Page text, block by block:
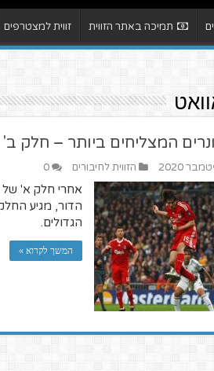
תמיכה באתר הזווית זווית למצטרפים
המצליחים ביותר – חלק ב'
הזווית לחיבורים 0
אחרי חלק א' של
הדור, מגיע
הגדולים.
המשך לקרוא »